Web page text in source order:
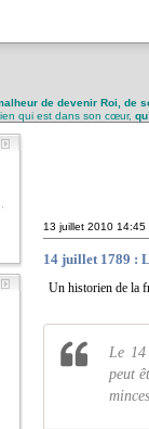
de devenir Roi, de
qui est dans son cœur,
13 juillet 2010 14:45
14 juillet 1789 :
Un historien de la
Le
peut